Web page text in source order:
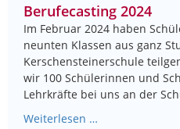
Berufecasting 2024
Im Februar 2024 haben
neunten Klassen aus ganz
Kerschensteinerschule
wir 100 Schülerinnen und
Lehrkräfte bei uns an der
Weiterlesen …